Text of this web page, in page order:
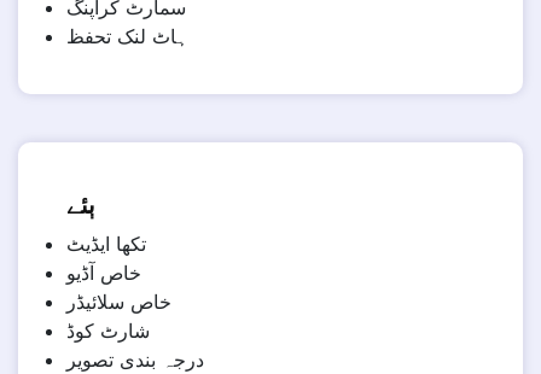
سمارٹ کراپنگ
ہاٹ لنک تحفظ
ٻئے
تکھا ایڈیٹ
خاص آڈیو
خاص سلائیڈر
شارٹ کوڈ
درجہ بندی تصویر